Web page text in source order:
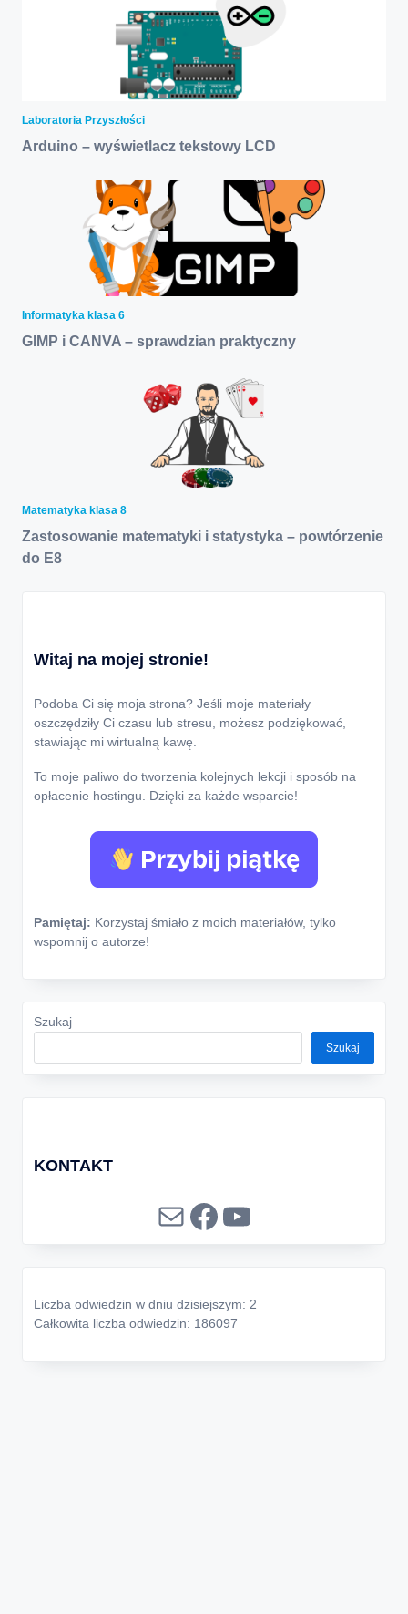
Laboratoria Przyszłości
Arduino – wyświetlacz tekstowy LCD
Informatyka klasa 6
GIMP i CANVA – sprawdzian praktyczny
Matematyka klasa 8
Zastosowanie matematyki i statystyka – powtórzenie
do E8
Witaj na mojej stronie!
Podoba Ci się moja strona? Jeśli moje materiały
oszczędziły Ci czasu lub stresu, możesz podziękować,
stawiając mi wirtualną kawę.
To moje paliwo do tworzenia kolejnych lekcji i sposób na
opłacenie hostingu. Dzięki za każde wsparcie!
Pamiętaj: Korzystaj śmiało z moich materiałów, tylko
wspomnij o autorze!
Szukaj
Szukaj
KONTAKT
MailFacebook
YouTube
Liczba odwiedzin w dniu dzisiejszym: 2
Całkowita liczba odwiedzin: 186097